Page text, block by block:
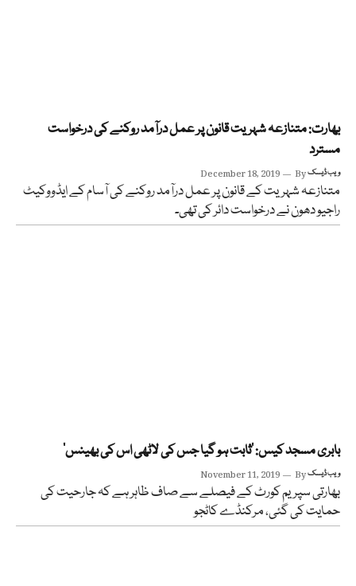
بھارت: متنازعہ شہریت قانون پر عمل درآمد روکنے کی درخواست
مسترد
December 18, 2019 Byویب ڈیسک
متنازعہ شہریت کے قانون پر عمل درآمد روکنے کی آسام کے ایڈووکیٹ
راجیو دھون نے درخواست دائر کی تھی۔
بابری مسجد کیس: ’ثابت ہو گیا جس کی لاٹھی اس کی بھینس‘
November 11, 2019 Byویب ڈیسک
بھارتی سپریم کورٹ کے فیصلے سے صاف ظاہر ہے کہ جارحیت کی
حمایت کی گئی، مرکنڈے کاٹجو